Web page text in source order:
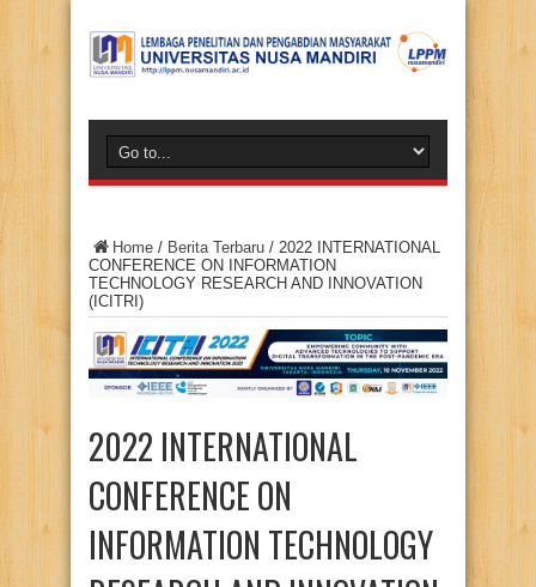
Home / Berita Terbaru / 2022 INTERNATIONAL
CONFERENCE ON INFORMATION
TECHNOLOGY RESEARCH AND INNOVATION
(ICITRI)
2022 INTERNATIONAL
CONFERENCE ON
INFORMATION TECHNOLOGY